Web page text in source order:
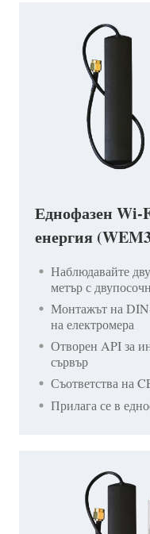
Еднофазен Wi-
енергия
Наблюдавайте
метър с
Монтажът на
на електромера
Отворен API за
сървър
Съответства на
Прилага се в